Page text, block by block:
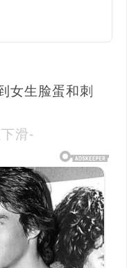
女生脸蛋和刺
滑-